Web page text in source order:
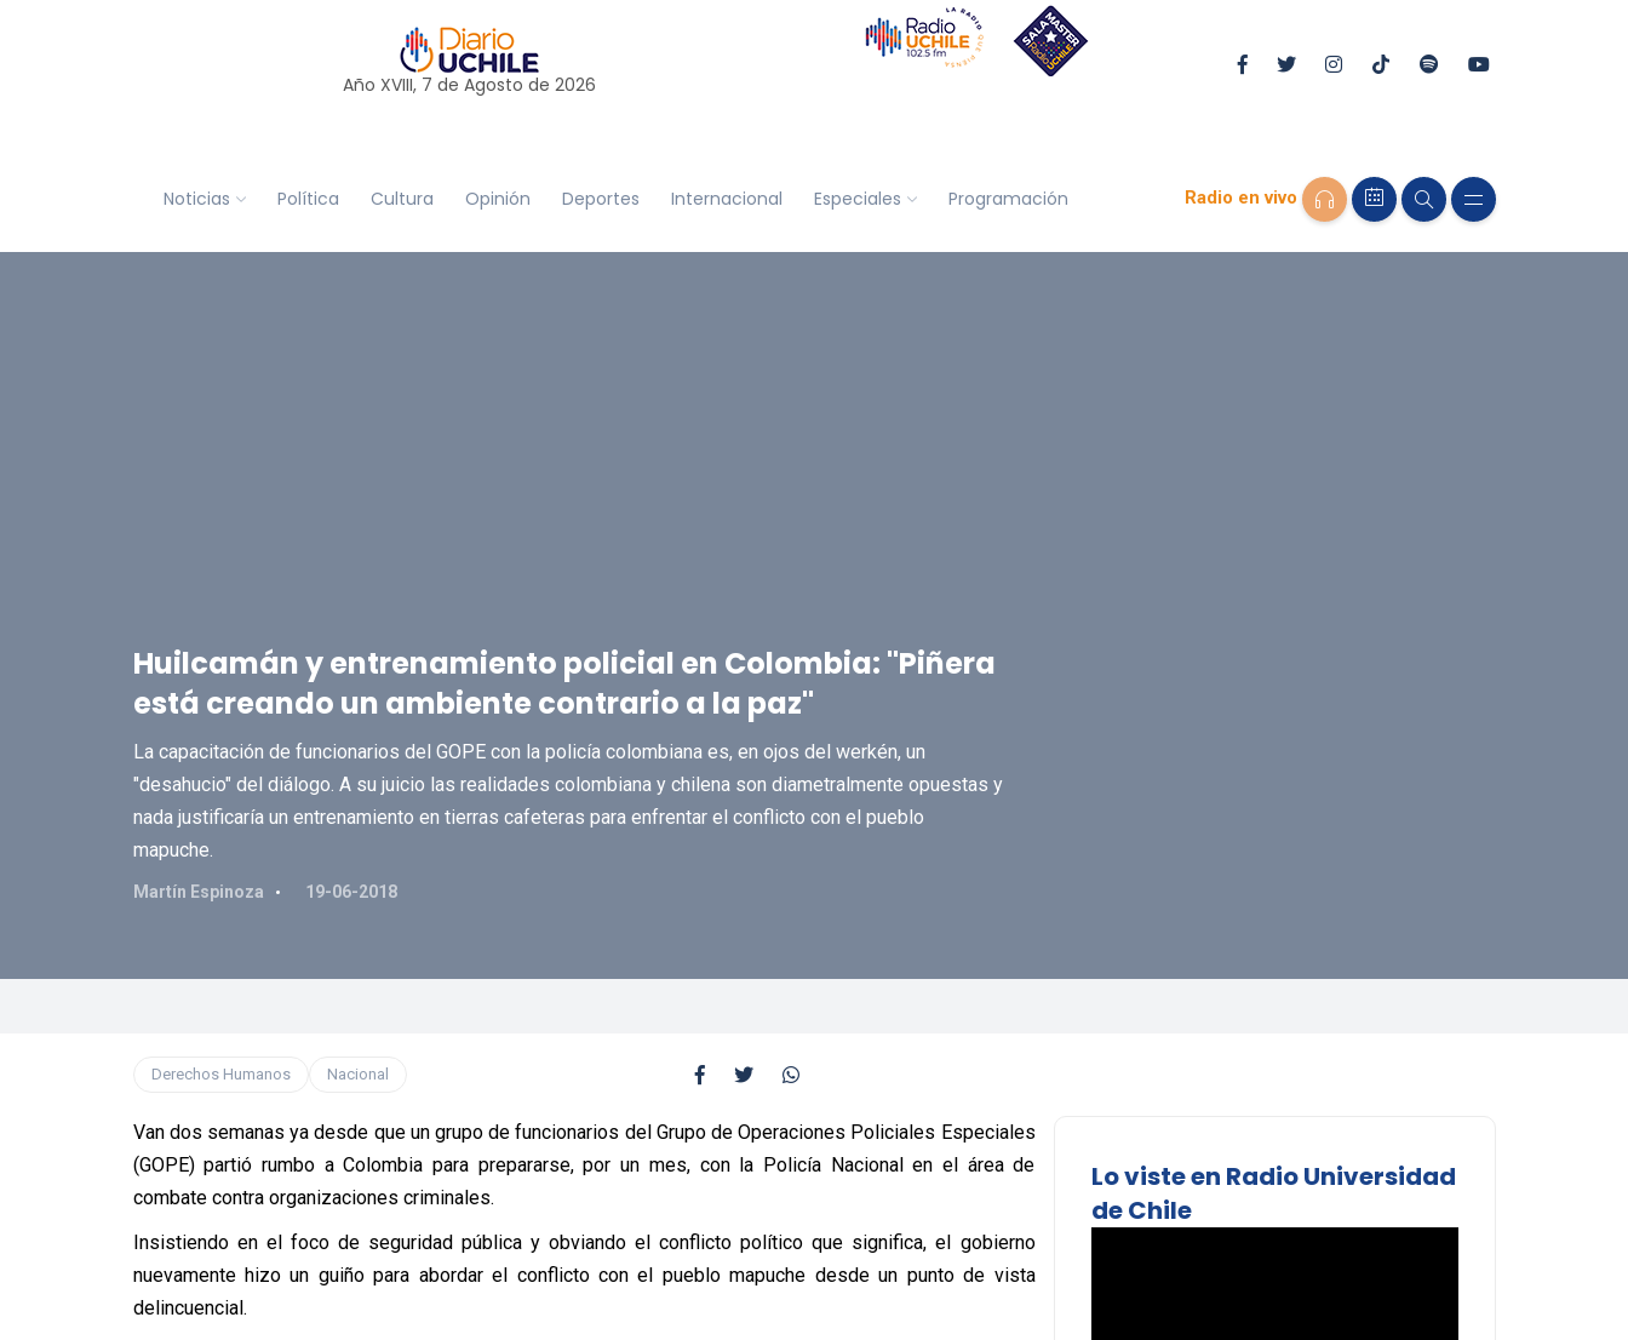
Año XVIII, 7 de Agosto de 2026
Noticias Política Cultura Opinión Deportes Internacional Especiales Programación Radio en vivo
Huilcamán y entrenamiento policial en Colombia: "Piñera
está creando un ambiente contrario a la paz"
La capacitación de funcionarios del GOPE con la policía colombiana es, en ojos del werkén, un
"desahucio" del diálogo. A su juicio las realidades colombiana y chilena son diametralmente opuestas y
nada justificaría un entrenamiento en tierras cafeteras para enfrentar el conflicto con el pueblo
mapuche.
Martín Espinoza 19-06-2018
Derechos Humanos Nacional
Van dos semanas ya desde que un grupo de funcionarios del Grupo de Operaciones Policiales Especiales
(GOPE) partió rumbo a Colombia para prepararse, por un mes, con la Policía Nacional en el área de
combate contra organizaciones criminales.
Insistiendo en el foco de seguridad pública y obviando el conflicto político que significa, el gobierno
nuevamente hizo un guiño para abordar el conflicto con el pueblo mapuche desde un punto de vista
delincuencial.
Lo viste en Radio Universidad
de Chile